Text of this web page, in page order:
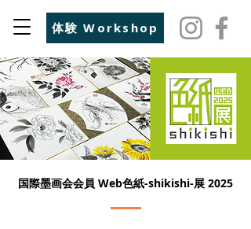
体験 Workshop
国際墨画会会員 Web色紙-shikishi-展 2025